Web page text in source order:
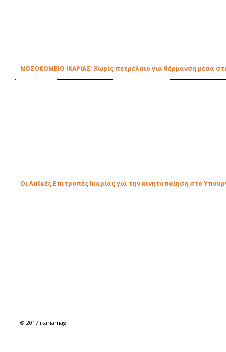
ΝΟΣΟΚΟΜΕΙΟ ΙΚΑΡΙΑΣ: Χωρίς πετρέλαιο για θέρμανση μέσα
Οι Λαϊκές Επιτροπές Ικαρίας για την κινητοποίηση στο
© 2017 ikariamag